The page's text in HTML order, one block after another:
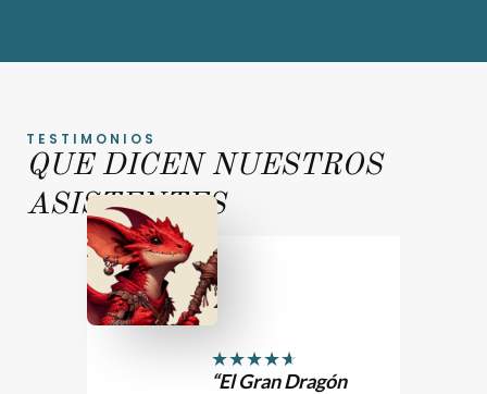
TESTIMONIOS
QUE DICEN NUESTROS
ASISTENTES
★★★★★
“El Gran Dragón